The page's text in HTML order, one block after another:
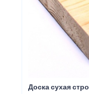
Доска сухая